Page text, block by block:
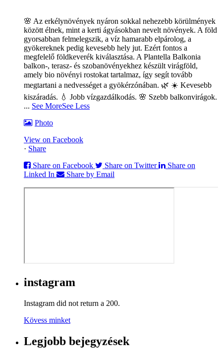
🌸 Az erkélynövények nyáron sokkal nehezebb körülmények
között élnek, mint a kerti ágyásokban nevelt növények. A föld
gyorsabban felmelegszik, a víz hamarabb elpárolog, a
gyökereknek pedig kevesebb hely jut. Ezért fontos a
megfelelő földkeverék kiválasztása. A Plantella Balkonia
balkon-, terasz- és szobanövényekhez készült virágföld,
amely bio növényi rostokat tartalmaz, így segít tovább
megtartani a nedvességet a gyökérzónában. 🌿 ☀️ Kevesebb
kiszáradás. 💧 Jobb vízgazdálkodás. 🌸 Szebb balkonvirágok.
... See MoreSee Less
Photo
View on Facebook
· Share
Share on Facebook
Share on Twitter
Share on
Linked In
Share by Email
instagram
Instagram did not return a 200.
Kövess minket
Legjobb bejegyzések